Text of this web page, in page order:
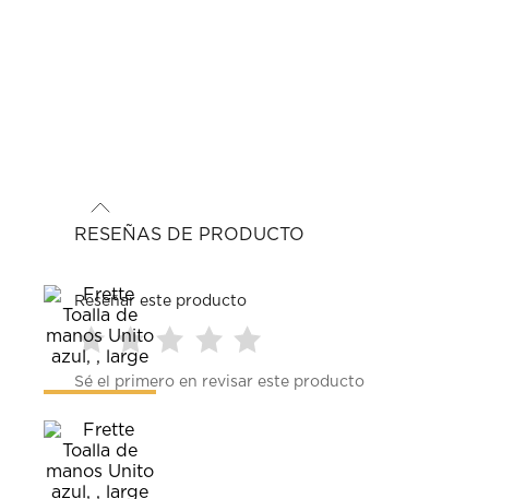
RESEÑAS DE PRODUCTO
Reseñar este producto
Seleccionar
para
el
artículo
con
1
Seleccionar
para
el
artículo
con
2
para
con
parapara
Sé el primero en revisar este producto